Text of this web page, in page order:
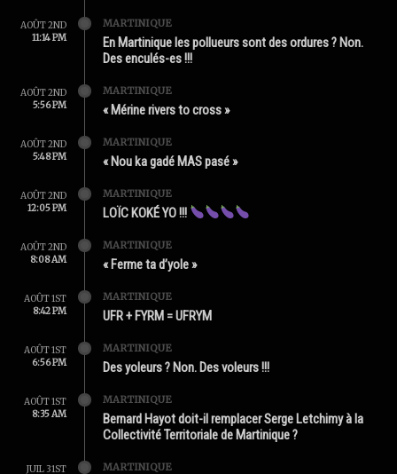
AOÛT 2ND
11:14 PM
MARTINIQUE
En Martinique les pollueurs sont des ordures ? Non.
Des enculés-es !!!
AOÛT 2ND
5:56 PM
MARTINIQUE
« Mérine rivers to cross »
AOÛT 2ND
5:48 PM
MARTINIQUE
« Nou ka gadé MAS pasé »
AOÛT 2ND
12:05 PM
MARTINIQUE
LOÏC KOKÉ YO !!!
AOÛT 2ND
8:08 AM
MARTINIQUE
« Ferme ta d’yole »
AOÛT 1ST
8:42 PM
MARTINIQUE
UFR + FYRM = UFRYM
AOÛT 1ST
6:56 PM
MARTINIQUE
Des yoleurs ? Non. Des voleurs !!!
AOÛT 1ST
8:35 AM
MARTINIQUE
Bernard Hayot doit-il remplacer Serge Letchimy à la
Collectivité Territoriale de Martinique ?
JUIL 31ST MARTINIQUE